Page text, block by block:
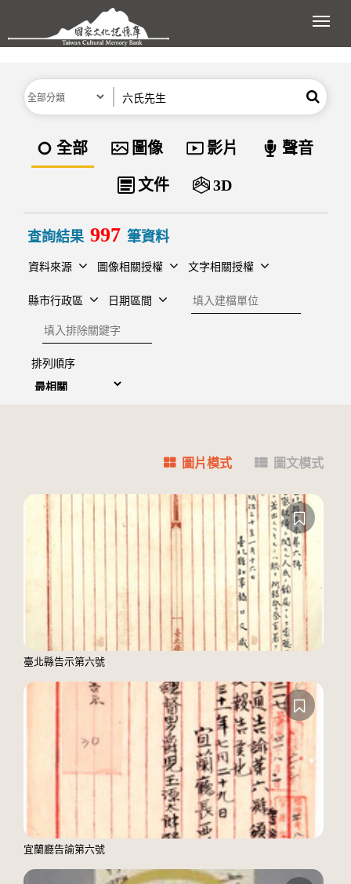
跳到主要內容區塊
展
分類 搜尋
資料類型
全部 圖像 影片 聲音
文件 3D
查詢結果 997 筆資料
資料來源 圖像相關授權 文字相關授權
縣市行政區 日期區間
建檔單位
排除關鍵字
排列順序
圖片模式 圖文模式
臺北縣告示第六號
宜蘭廳告諭第六號